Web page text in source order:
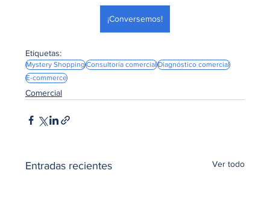
¡Conversemos!
Etiquetas:
Mystery ShoppingConsultoría comercialDiagnóstico comercial
E-commerce
Comercial
Entradas recientes Ver todo